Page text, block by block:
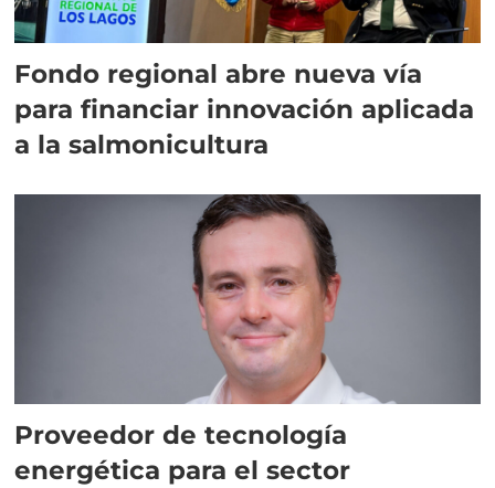
Fondo regional abre nueva vía
para financiar innovación aplicada
a la salmonicultura
Proveedor de tecnología
energética para el sector